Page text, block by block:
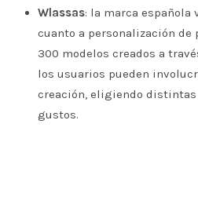
Wlassas: la marca española
cuanto a personalización de
300 modelos creados a
los usuarios pueden
creación, eligiendo
gustos.